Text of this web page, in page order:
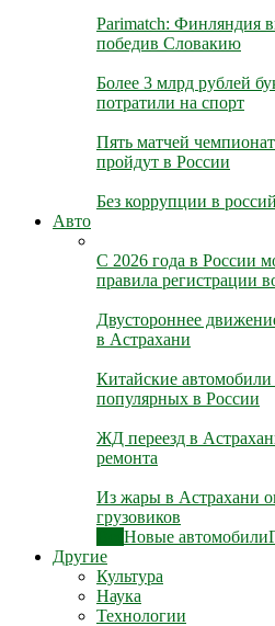
Parimatch: Финляндия
победив Словакию
Более 3 млрд рублей
потратили на спорт
Пять матчей
пройдут в России
Без коррупции в
Авто
С 2026 года в России
правила регистрации
Двустороннее
в Астрахани
Китайские
популярных в России
ЖД переезд в
ремонта
Из жары в Астрахани
грузовиков
Новые автомобили
Другие
Культура
Наука
Технологии